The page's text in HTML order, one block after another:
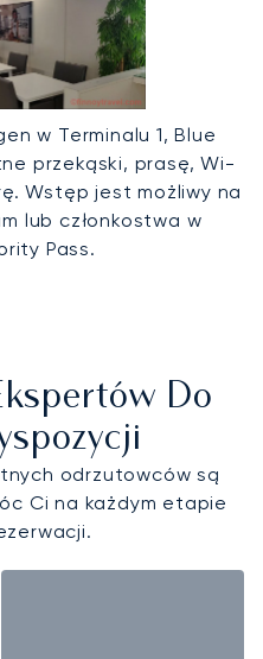
w Terminalu 1, Blue
przekąski, prasę, Wi-
Wstęp jest możliwy na
lub członkostwa w
Pass.
Do
odrzutowców są
Ci na każdym etapie